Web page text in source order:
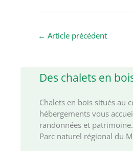
← Article précédent
Des chalets en
Chalets en bois situés au
hébergements vous
randonnées et
Parc naturel régional du